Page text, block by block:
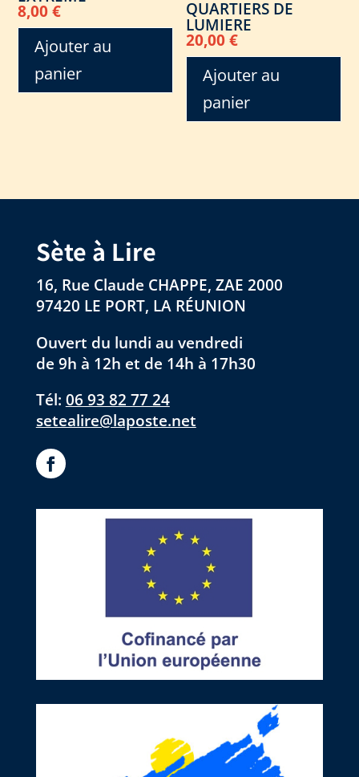
8,00€
Ajouter au
panier
QUARTIERS DE
LUMIERE
20,00€
Ajouter au
panier
Sète à Lire
16, Rue Claude CHAPPE, ZAE 2000
97420 LE PORT, LA RÉUNION
Ouvert du lundi au vendredi
de 9h à 12h et de 14h à 17h30
Tél: 06 93 82 77 24
setealire@laposte.net